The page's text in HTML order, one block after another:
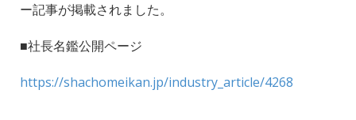
ー記事が掲載されました。
■社長名鑑公開ページ
https://shachomeikan.jp/industry_article/4268